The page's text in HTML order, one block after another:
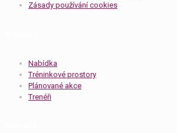
Zásady používání cookies
Nabídka
Tréninkové prostory
Plánované akce
Trenéři